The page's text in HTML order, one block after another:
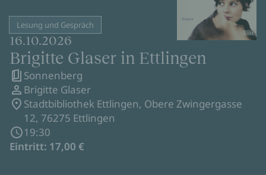
Lesung und Gespräch
16.10.2026
Brigitte Glaser in Ettlingen
Sonnenberg
Brigitte Glaser
Stadtbibliothek Ettlingen, Obere Zwingergasse
12, 76275 Ettlingen
19:30
Eintritt: 17,00 €